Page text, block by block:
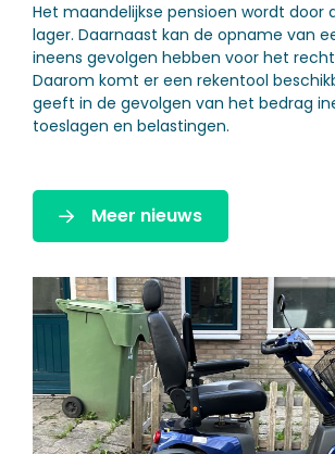
Het maandelijkse pensioen wordt door
lager. Daarnaast kan de opname van
ineens gevolgen hebben voor het
Daarom komt er een rekentool
geeft in de gevolgen van het bedrag
toeslagen en belastingen.
Meer nieuws